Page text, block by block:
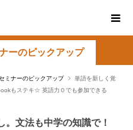
ーのピックアップ
ミナーのピックアップ
単語を新しく覚
もステキ☆ 英語力０でも参加できる
。文法も中学の知識で！